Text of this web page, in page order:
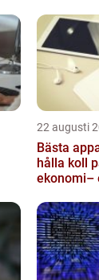
22 augusti
Bästa
hålla koll
ekonomi–